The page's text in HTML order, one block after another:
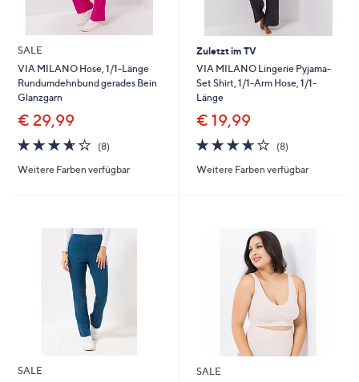
SALE
VIA MILANO Hose, 1/1-Länge
Rundumdehnbund gerades Bein
Glanzgarn
€ 29,99
3.6
von
5
(8)8
Weitere Farben verfügbar
Zuletzt im TV
VIA MILANO Lingerie Pyjama-
Set Shirt, 1/1-Arm Hose, 1/1-
Länge
€ 19,99
3.6
von
5
(8)8
Weitere Farben verfügbar
SALE
SALE